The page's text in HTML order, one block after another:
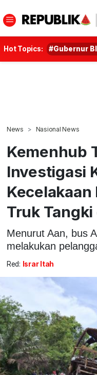
Hot Topics: #Gubernur
News Nasional News
Kemenhub
Investigasi
Kecelakaan
Truk
Menurut Aan, bus
melakukan
Red: Israr Itah